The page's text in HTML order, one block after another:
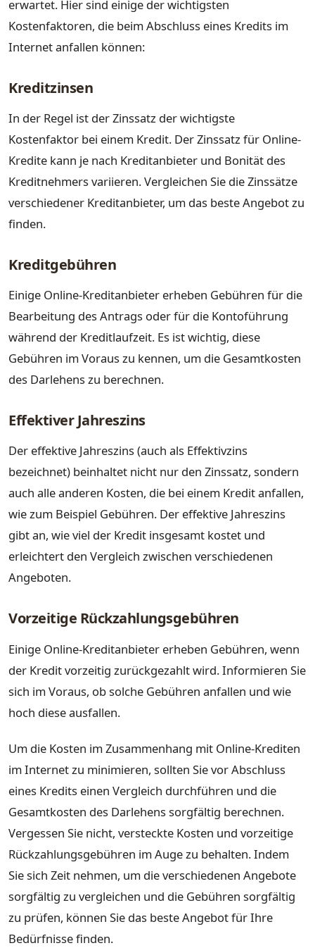
erwartet. Hier sind einige der wichtigsten
Kostenfaktoren, die beim Abschluss eines Kredits im
Internet anfallen können:
Kreditzinsen
In der Regel ist der Zinssatz der wichtigste
Kostenfaktor bei einem Kredit. Der Zinssatz für Online-
Kredite kann je nach Kreditanbieter und Bonität des
Kreditnehmers variieren. Vergleichen Sie die Zinssätze
verschiedener Kreditanbieter, um das beste Angebot zu
finden.
Kreditgebühren
Einige Online-Kreditanbieter erheben Gebühren für die
Bearbeitung des Antrags oder für die Kontoführung
während der Kreditlaufzeit. Es ist wichtig, diese
Gebühren im Voraus zu kennen, um die Gesamtkosten
des Darlehens zu berechnen.
Effektiver Jahreszins
Der effektive Jahreszins (auch als Effektivzins
bezeichnet) beinhaltet nicht nur den Zinssatz, sondern
auch alle anderen Kosten, die bei einem Kredit anfallen,
wie zum Beispiel Gebühren. Der effektive Jahreszins
gibt an, wie viel der Kredit insgesamt kostet und
erleichtert den Vergleich zwischen verschiedenen
Angeboten.
Vorzeitige Rückzahlungsgebühren
Einige Online-Kreditanbieter erheben Gebühren, wenn
der Kredit vorzeitig zurückgezahlt wird. Informieren Sie
sich im Voraus, ob solche Gebühren anfallen und wie
hoch diese ausfallen.
Um die Kosten im Zusammenhang mit Online-Krediten
im Internet zu minimieren, sollten Sie vor Abschluss
eines Kredits einen Vergleich durchführen und die
Gesamtkosten des Darlehens sorgfältig berechnen.
Vergessen Sie nicht, versteckte Kosten und vorzeitige
Rückzahlungsgebühren im Auge zu behalten. Indem
Sie sich Zeit nehmen, um die verschiedenen Angebote
sorgfältig zu vergleichen und die Gebühren sorgfältig
zu prüfen, können Sie das beste Angebot für Ihre
Bedürfnisse finden.